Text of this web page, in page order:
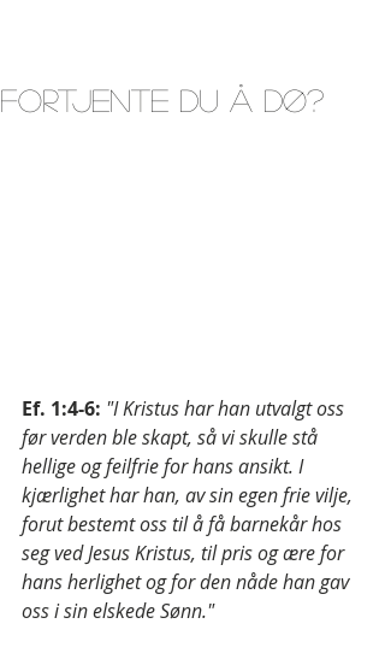
Fortjente du å dø?
Ef. 1:4-6: "I Kristus har han utvalgt oss
før verden ble skapt, så vi skulle stå
hellige og feilfrie for hans ansikt. I
kjærlighet har han, av sin egen frie vilje,
forut bestemt oss til å få barnekår hos
seg ved Jesus Kristus, til pris og ære for
hans herlighet og for den nåde han gav
oss i sin elskede Sønn."